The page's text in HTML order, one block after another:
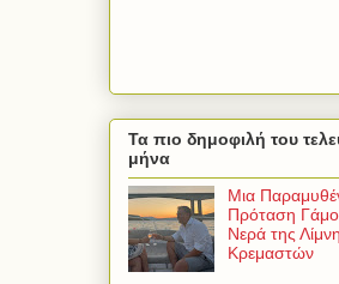
Τα πιο δημοφιλή του
μήνα
Μια
Πρόταση
Νερά της
Κρεμαστών